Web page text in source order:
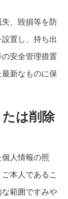
、毀損等を防
置し、持ち出
安全管理措置
新なものに保
は削除
人情報の照
本人であるこ
範囲ですみや